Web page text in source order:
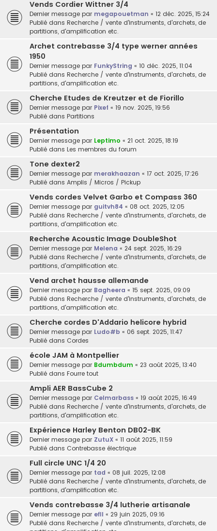
Vends Cordier Wittner 3/4
Dernier message par megapouetman « 12 déc. 2025, 15:24
Publié dans Recherche / vente d'instruments, d'archets, de
partitions, d'amplification etc.
Archet contrebasse 3/4 type werner années
1950
Dernier message par FunkyString « 10 déc. 2025, 11:04
Publié dans Recherche / vente d'instruments, d'archets, de
partitions, d'amplification etc.
Cherche Etudes de Kreutzer et de Fiorillo
Dernier message par Pixef « 19 nov. 2025, 19:56
Publié dans Partitions
Présentation
Dernier message par Leptimo « 21 oct. 2025, 18:19
Publié dans Les membres du forum
Tone dexter2
Dernier message par merakhaazan « 17 oct. 2025, 17:26
Publié dans Amplis / Micros / Pickup
Vends cordes Velvet Garbo et Compass 360
Dernier message par guitvh84 « 08 oct. 2025, 12:05
Publié dans Recherche / vente d'instruments, d'archets, de
partitions, d'amplification etc.
Recherche Acoustic Image DoubleShot
Dernier message par Melena « 24 sept. 2025, 16:29
Publié dans Recherche / vente d'instruments, d'archets, de
partitions, d'amplification etc.
Vend archet hausse allemande
Dernier message par Bagheera « 15 sept. 2025, 09:09
Publié dans Recherche / vente d'instruments, d'archets, de
partitions, d'amplification etc.
Cherche cordes D'Addario helicore hybrid
Dernier message par Ludo#b « 06 sept. 2025, 11:47
Publié dans Cordes
école JAM à Montpellier
Dernier message par Bdumbdum « 23 août 2025, 13:40
Publié dans Fourre tout
Ampli AER BassCube 2
Dernier message par Celmarbass « 19 août 2025, 16:49
Publié dans Recherche / vente d'instruments, d'archets, de
partitions, d'amplification etc.
Expérience Harley Benton DB02-BK
Dernier message par ZutuX « 11 août 2025, 11:59
Publié dans Contrebasse électrique
Full circle UNC 1/4 20
Dernier message par tad « 08 juil. 2025, 12:08
Publié dans Recherche / vente d'instruments, d'archets, de
partitions, d'amplification etc.
Vends contrebasse 3/4 lutherie artisanale
Dernier message par efll « 29 juin 2025, 09:16
Publié dans Recherche / vente d'instruments, d'archets, de